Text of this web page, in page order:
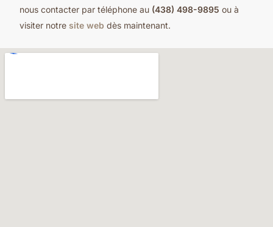
nous contacter par téléphone au (438) 498-9895 ou à
visiter notre site web dès maintenant.